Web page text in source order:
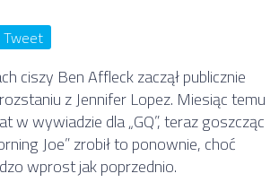
Tweet
ciszy Ben Affleck zaczął publicznie
z Jennifer Lopez. Miesiąc temu
w wywiadzie dla „GQ”, teraz goszcząc
Joe” zrobił to ponownie, choć
wprost jak poprzednio.